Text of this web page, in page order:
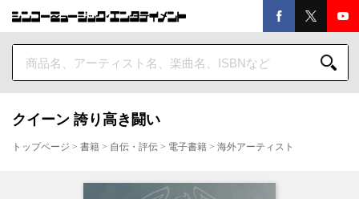
クイーン 誇り高き闘い
トップページ > 書籍 > 自伝・評伝 > 電子書籍 > 海外アーティスト